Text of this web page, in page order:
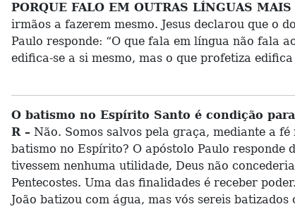
PORQUE FALO EM OUTRAS LÍNGUAS
irmãos a fazerem mesmo. Jesus declarou que o
Paulo responde: “O que fala em língua não fala
edifica-se a si mesmo, mas o que profetiza
O batismo no Espírito Santo é condição para
R – Não. Somos salvos pela graça, mediante a
batismo no Espírito? O apóstolo Paulo
tivessem nenhuma utilidade, Deus não
Pentecostes. Uma das finalidades é receber
João batizou com água, mas vós sereis